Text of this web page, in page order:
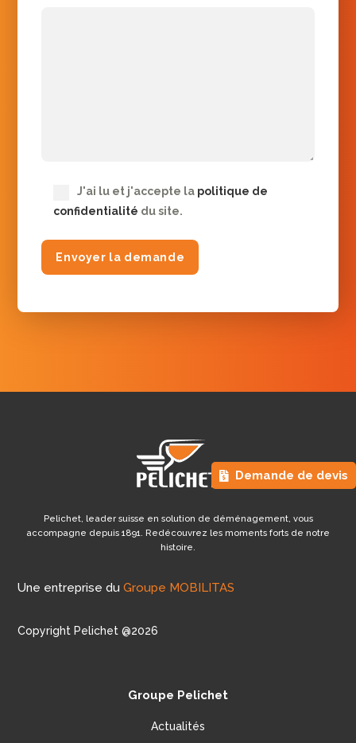
J'ai lu et j'accepte la politique de
confidentialité du site.
Pelichet, leader suisse en solution de déménagement, vous
accompagne depuis 1891. Redécouvrez les moments forts de notre
histoire.
Une entreprise duGroupe MOBILITAS
Copyright Pelichet @2026
Groupe Pelichet
Actualités
Demande de devis